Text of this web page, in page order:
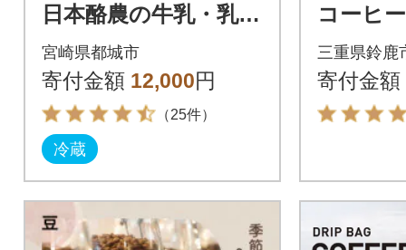
日本酪農の牛乳・乳製
品バラエティセット
宮崎県都城市
寄付金額 12,000円
（25件）
冷蔵
コーヒ
入り
三重県鈴鹿
寄付金額